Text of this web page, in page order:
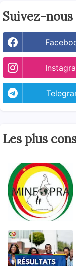
Suivez-nous
Les plus